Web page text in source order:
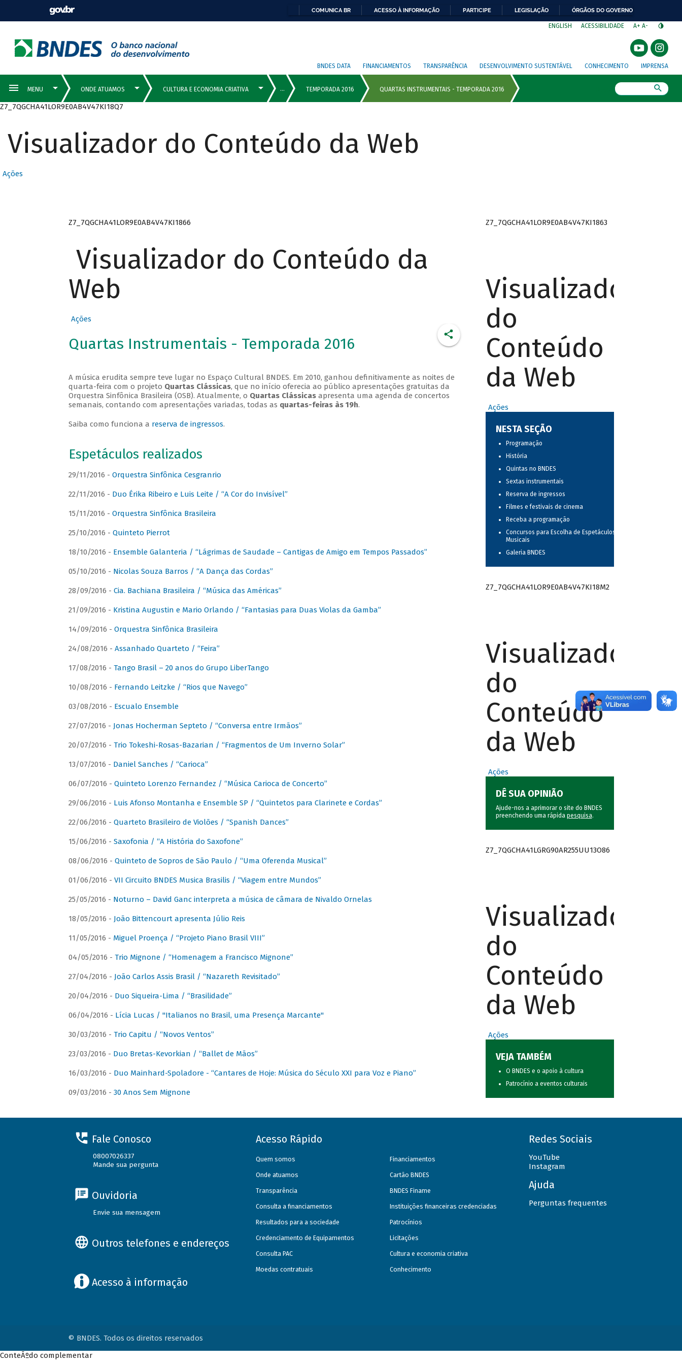
COMUNICA BR ACESSO À INFORMAÇÃO PARTICIPE LEGISLAÇÃO ÓRGÃOS DO GOVERNO
ENGLISH ACESSIBILIDADE A+ A-
BNDES DATA FINANCIAMENTOS TRANSPARÊNCIA DESENVOLVIMENTO SUSTENTÁVEL CONHECIMENTO IMPRENSA
Z7_7QGCHA41LOR9E0AB4V47KI18Q7
Visualizador do Conteúdo da Web
Ações
Z7_7QGCHA41LOR9E0AB4V47KI1866
Visualizador do Conteúdo da
Web
Ações
Quartas Instrumentais - Temporada 2016
A música erudita sempre teve lugar no Espaço Cultural BNDES. Em 2010, ganhou definitivamente as noites de
quarta-feira com o projeto Quartas Clássicas, que no início oferecia ao público apresentações gratuitas da
Orquestra Sinfônica Brasileira (OSB). Atualmente, o Quartas Clássicasapresenta uma agenda de concertos
semanais, contando com apresentações variadas, todas as quartas-feiras às 19h.
Saiba como funciona a reserva de ingressos.
Espetáculos realizados
29/11/2016 - Orquestra Sinfônica Cesgranrio
22/11/2016 - Duo Érika Ribeiro e Luis Leite / “A Cor do Invisível”
15/11/2016 - Orquestra Sinfônica Brasileira
25/10/2016 - Quinteto Pierrot
18/10/2016 - Ensemble Galanteria / “Lágrimas de Saudade – Cantigas de Amigo em Tempos Passados”
05/10/2016 - Nicolas Souza Barros / “A Dança das Cordas”
28/09/2016 - Cia. Bachiana Brasileira / “Música das Américas”
21/09/2016 - Kristina Augustin e Mario Orlando / “Fantasias para Duas Violas da Gamba”
14/09/2016 - Orquestra Sinfônica Brasileira
24/08/2016 - Assanhado Quarteto / “Feira”
17/08/2016 - Tango Brasil – 20 anos do Grupo LiberTango
10/08/2016 - Fernando Leitzke / “Rios que Navego”
03/08/2016 - Escualo Ensemble
27/07/2016 - Jonas Hocherman Septeto / “Conversa entre Irmãos”
20/07/2016 - Trio Tokeshi-Rosas-Bazarian / “Fragmentos de Um Inverno Solar”
13/07/2016 - Daniel Sanches / “Carioca”
06/07/2016 - Quinteto Lorenzo Fernandez / “Música Carioca de Concerto”
29/06/2016 - Luis Afonso Montanha e Ensemble SP / “Quintetos para Clarinete e Cordas”
22/06/2016 - Quarteto Brasileiro de Violões / “Spanish Dances”
15/06/2016 - Saxofonia / “A História do Saxofone”
08/06/2016 - Quinteto de Sopros de São Paulo / “Uma Oferenda Musical”
01/06/2016 - VII Circuito BNDES Musica Brasilis / “Viagem entre Mundos”
25/05/2016 - Noturno – David Ganc interpreta a música de câmara de Nivaldo Ornelas
18/05/2016 - João Bittencourt apresenta Júlio Reis
11/05/2016 - Miguel Proença / “Projeto Piano Brasil VIII”
04/05/2016 - Trio Mignone / “Homenagem a Francisco Mignone”
27/04/2016 - João Carlos Assis Brasil / “Nazareth Revisitado”
20/04/2016 - Duo Siqueira-Lima / “Brasilidade”
06/04/2016 - Lícia Lucas / "Italianos no Brasil, uma Presença Marcante"
30/03/2016 - Trio Capitu / “Novos Ventos”
23/03/2016 - Duo Bretas-Kevorkian / “Ballet de Mãos”
16/03/2016 - Duo Mainhard-Spoladore - “Cantares de Hoje: Música do Século XXI para Voz e Piano”
09/03/2016 - 30 Anos Sem Mignone
Z7_7QGCHA41LOR9E0AB4V47KI1863
Visualizador
do
Conteúdo
da Web
Ações
NESTA SEÇÃO
Programação
História
Quintas no BNDES
Sextas instrumentais
Reserva de ingressos
Filmes e festivais de cinema
Receba a programação
Concursos para Escolha de Espetáculos
Musicais
Galeria BNDES
Z7_7QGCHA41LOR9E0AB4V47KI18M2
Visualizador
do
Conteúdo
da Web
Ações
DÊ SUA OPINIÃO
Ajude-nos a aprimorar o site do BNDES
preenchendo uma rápida pesquisa.
Z7_7QGCHA41LGRG90AR255UU13O86
Visualizador
do
Conteúdo
da Web
Ações
VEJA TAMBÉM
O BNDES e o apoio à cultura
Patrocínio a eventos culturais
Fale Conosco
08007026337
Mande sua pergunta
Ouvidoria
Envie sua mensagem
Outros telefones e endereços
Acesso à informação
Acesso Rápido
Quem somos
Onde atuamos
Transparência
Consulta a financiamentos
Resultados para a sociedade
Credenciamento de Equipamentos
Consulta PAC
Moedas contratuais
Financiamentos
Cartão BNDES
BNDES Finame
Instituições financeiras credenciadas
Patrocínios
Licitações
Cultura e economia criativa
Conhecimento
Redes Sociais
YouTube
Instagram
Ajuda
Perguntas frequentes
© BNDES. Todos os direitos reservados
ConteÃºdo complementar